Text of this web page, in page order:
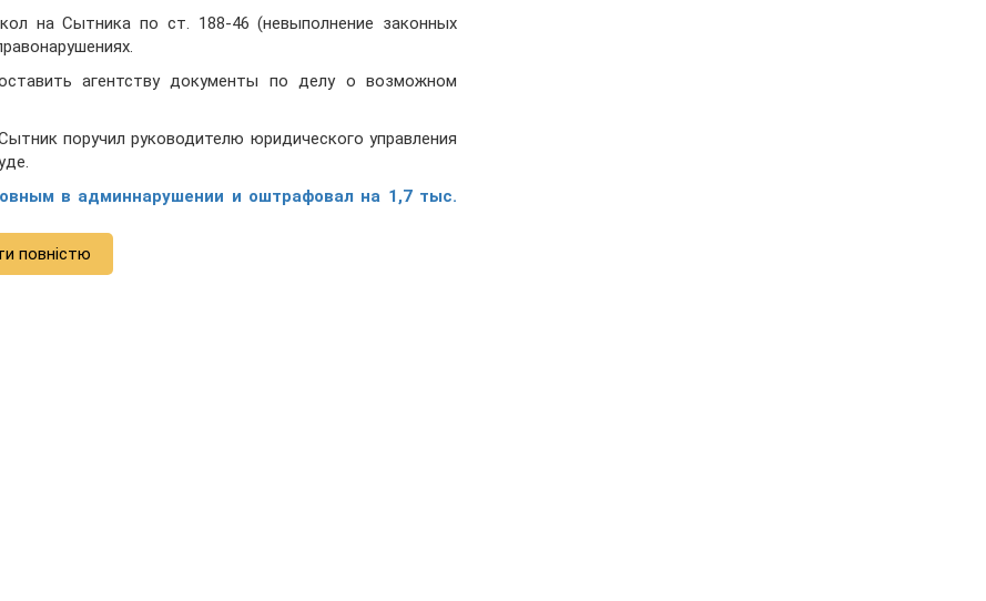
на Сытника по ст. 188-46 (невыполнение законных
агентству документы по делу о возможном
поручил руководителю юридического управления
в админнарушении и оштрафовал на 1,7 тыс.
повністю